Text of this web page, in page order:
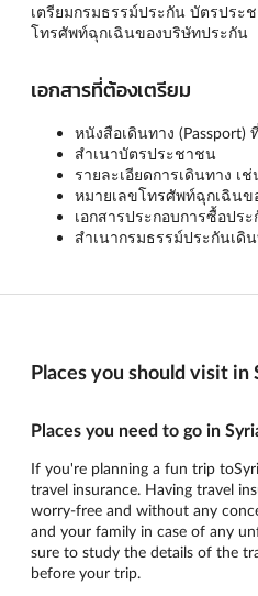
เตรียมกรมธรรม์ประกัน บัตรประ
โทรศัพท์ฉุกเฉินของบริษัทประกัน
เอกสารที่ต้องเตรียม
หนังสือเดินทาง (Passport)
สำเนาบัตรประชาชน
รายละเอียดการเดินทาง เ
หมายเลขโทรศัพท์ฉุกเฉินข
เอกสารประกอบการซื้อปร
สำเนากรมธรรม์ประกันเดิ
Places you should visit in
Places you need to go in
If you're planning a fun trip
travel insurance. Having travel
worry-free and without any
and your family in case of any
sure to study the details of the
before your trip.